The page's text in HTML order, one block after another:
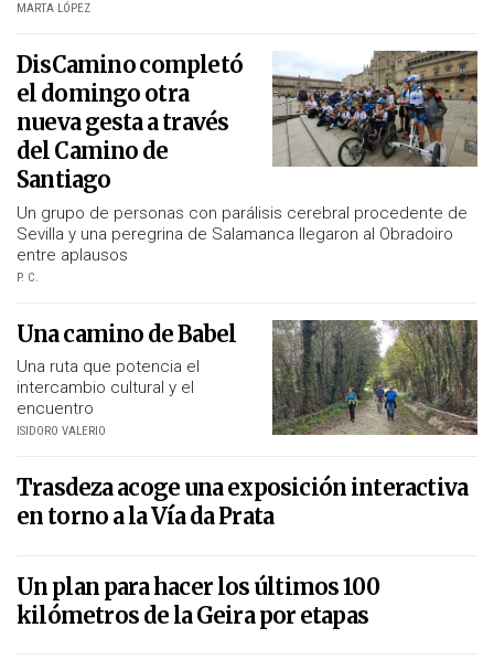
MARTA LÓPEZ
DisCamino completó
el domingo otra
nueva gesta a través
del Camino de
Santiago
Un grupo de personas con parálisis cerebral procedente de
Sevilla y una peregrina de Salamanca llegaron al Obradoiro
entre aplausos
P. C.
Una camino de Babel
Una ruta que potencia el
intercambio cultural y el
encuentro
ISIDORO VALERIO
Trasdeza acoge una exposición interactiva
en torno a la Vía da Prata
Un plan para hacer los últimos 100
kilómetros de la Geira por etapas